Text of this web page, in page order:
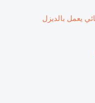
يعمل بالديزل